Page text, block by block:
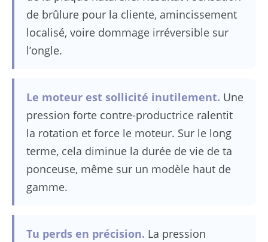
de brûlure pour la cliente, amincissement
localisé, voire dommage irréversible sur
l’ongle.
Le moteur est sollicité inutilement. Une
pression forte contre-productrice ralentit
la rotation et force le moteur. Sur le long
terme, cela diminue la durée de vie de ta
ponceuse, même sur un modèle haut de
gamme.
Tu perds en précision. La pression